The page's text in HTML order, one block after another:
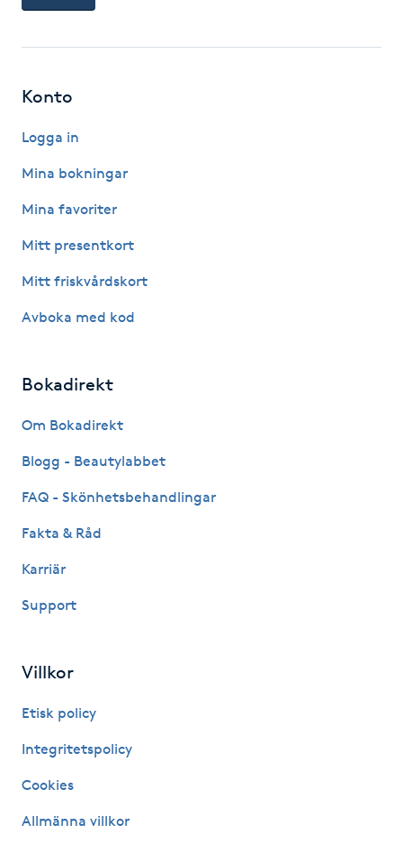
H
Hatha Yoga
Healing
Hot yoga
Huduppstramning
Hyperhidros
Konto
Logga in
Mina bokningar
Mina favoriter
Mitt presentkort
Mitt friskvårdskort
Avboka med kod
Bokadirekt
Om Bokadirekt
Blogg - Beautylabbet
FAQ - Skönhetsbehandlingar
Fakta & Råd
Karriär
Support
Villkor
Etisk policy
Integritetspolicy
Cookies
Allmänna villkor